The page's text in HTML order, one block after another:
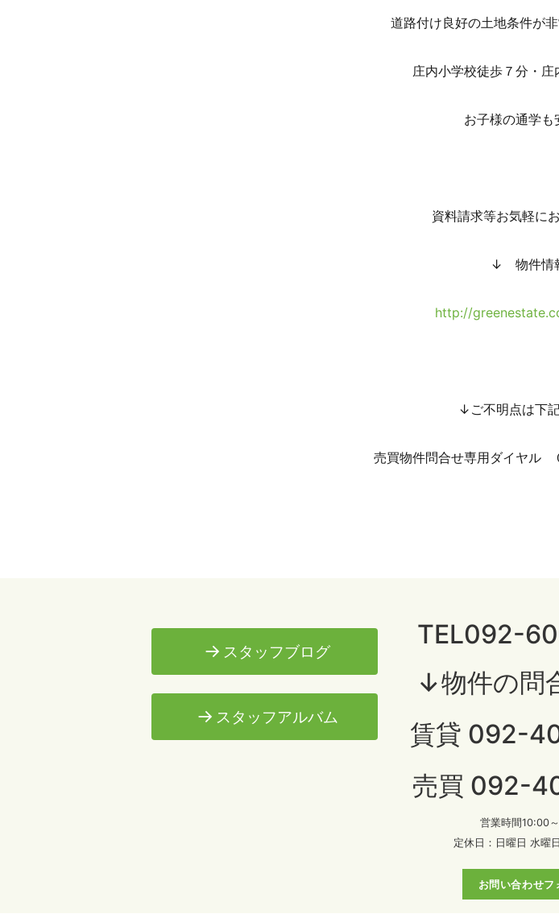
道路付け良好の土地条件が
庄内小学校徒歩７分・
お子様の通学も
資料請求等お気軽に
↓ 物件
http://
↓ご不明点は下
売買物件問合せ専用ダイヤル
スタッフブログ
スタッフアルバム
TEL092-
↓物件の問
賃貸 092-
売買 092-
営業時間10:00
定休日：日曜日 水曜
お問い合わせフ